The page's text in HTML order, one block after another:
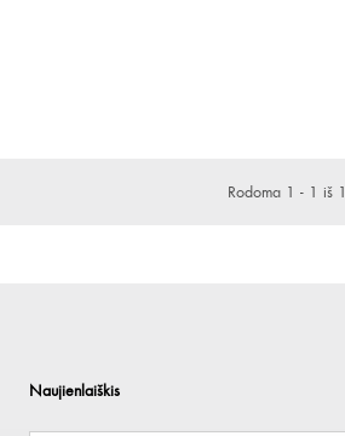
Rodoma 1 - 1 iš 1
Naujienlaiškis